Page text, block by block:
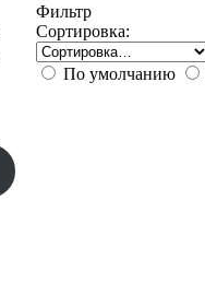
Фильтр
Сортировка:
По умолчанию